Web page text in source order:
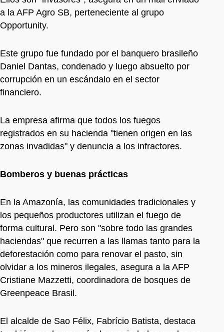
a la AFP Agro SB, perteneciente al grupo
Opportunity.
Este grupo fue fundado por el banquero brasileño
Daniel Dantas, condenado y luego absuelto por
corrupción en un escándalo en el sector
financiero.
La empresa afirma que todos los fuegos
registrados en su hacienda "tienen origen en las
zonas invadidas" y denuncia a los infractores.
Bomberos y buenas prácticas
En la Amazonía, las comunidades tradicionales y
los pequeños productores utilizan el fuego de
forma cultural. Pero son "sobre todo las grandes
haciendas" que recurren a las llamas tanto para la
deforestación como para renovar el pasto, sin
olvidar a los mineros ilegales, asegura a la AFP
Cristiane Mazzetti, coordinadora de bosques de
Greenpeace Brasil.
El alcalde de Sao Félix, Fabrício Batista, destaca